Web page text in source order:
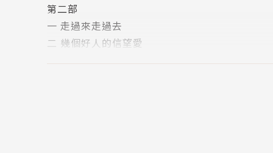
《盛世》是一部勇於挑戰中國禁忌話題，且預
人嘆為觀止：全民喜氣洋洋，自由信教，家暴
起的遷異萬象，而中國在冷戰終結的二十餘年後
第二部
一 走過來走過去
二 幾個好人的信望愛